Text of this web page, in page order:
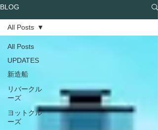
BLOG
All Posts
UPDATES
新造船
リバークル
ーズ
ヨットクル
ーズ
All Posts